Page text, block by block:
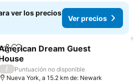
ver los precios
Ver precios
Añadir a favoritos
Dream Guest
precios
/
Puntuación no disponible
Nueva York, a 15.2 km de: Newark